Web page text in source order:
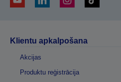
Klientu apkalpošana
Akcijas
Produktu reģistrācija